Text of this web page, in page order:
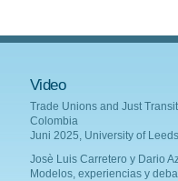
Video
Trade Unions and Just
Colombia
Juni 2025, University of Leeds
Josè Luis Carretero y Dario
Modelos, experiencias y